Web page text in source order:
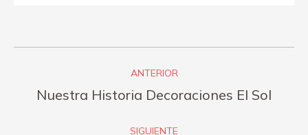
entre
ANTERIOR
Publicación
Nuestra Historia Decoraciones El Sol
SIGUIENTE